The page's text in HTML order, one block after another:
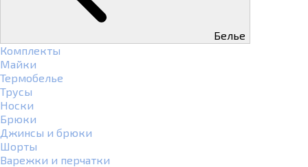
Белье
Комплекты
Майки
Термобелье
Трусы
Носки
Брюки
Джинсы и брюки
Шорты
Варежки и перчатки